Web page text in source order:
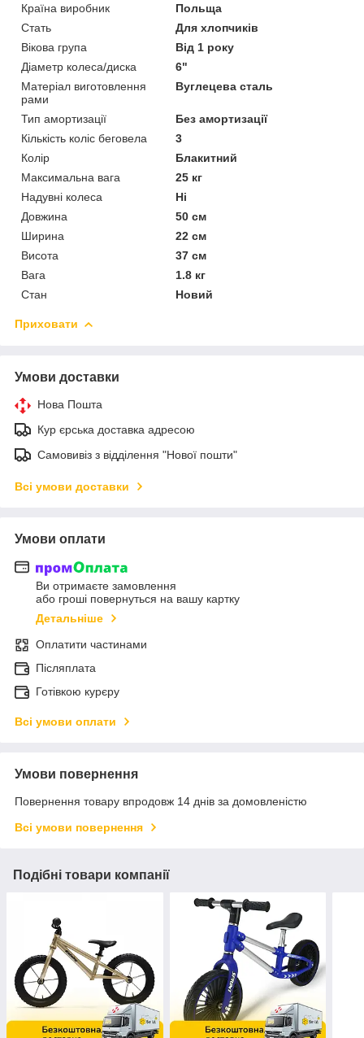
Країна виробник
Польща
Стать
Для хлопчиків
Вікова група
Від 1 року
Діаметр колеса/диска
6"
Матеріал виготовлення
рами
Вуглецева сталь
Тип амортизації
Без амортизації
Кількість коліс беговела
3
Колір
Блакитний
Максимальна вага
25 кг
Надувні колеса
Ні
Довжина
50 см
Ширина
22 см
Висота
37 см
Вага
1.8 кг
Стан
Новий
Приховати
Умови доставки
Нова Пошта
Кур єрська доставка адресою
Самовивіз з відділення "Нової пошти"
Всі умови доставки
Умови оплати
Ви отримаєте замовлення
або гроші повернуться на вашу картку
Детальніше
Оплатити частинами
Післяплата
Готівкою курєру
Всі умови оплати
Умови повернення
Повернення товару впродовж 14 днів за домовленістю
Всі умови повернення
Подібні товари компанії